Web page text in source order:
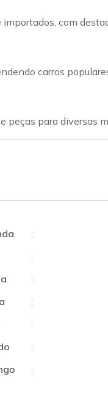
com
carros
peças para diversas
:
:
:
:
:
:
: